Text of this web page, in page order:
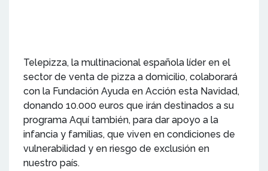
Telepizza, la multinacional española líder en el
sector de venta de pizza a domicilio, colaborará
con la Fundación Ayuda en Acción esta Navidad,
donando 10.000 euros que irán destinados a su
programa Aquí también, para dar apoyo a la
infancia y familias, que viven en condiciones de
vulnerabilidad y en riesgo de exclusión en
nuestro país.